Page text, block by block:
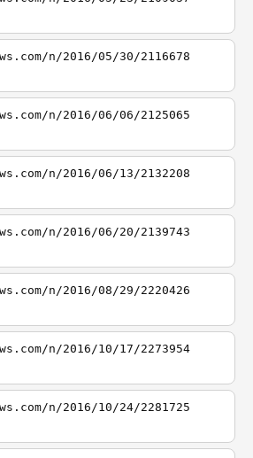
n/2016/05/30/2116678
n/2016/06/06/2125065
n/2016/06/13/2132208
n/2016/06/20/2139743
n/2016/08/29/2220426
n/2016/10/17/2273954
n/2016/10/24/2281725